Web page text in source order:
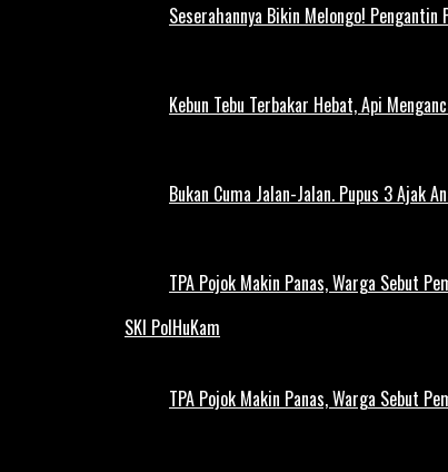
Seserahannya Bikin Melongo!
Kebun Tebu Terbakar Hebat, Api
Bukan Cuma Jalan-Jalan. Pupus 3 Ajak
TPA Pojok Makin Panas, Warga Sebut
SKI PolHuKam
TPA Pojok Makin Panas, Warga Sebut